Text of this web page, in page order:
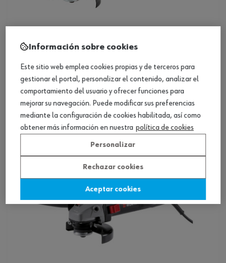
Radial angular EWS 7-125 BASIC
Ver producto
Información sobre cookies
Este sitio web emplea cookies propias y de terceros para
gestionar el portal, personalizar el contenido, analizar el
comportamiento del usuario y ofrecer funciones para
mejorar su navegación. Puede modificar sus preferencias
mediante la configuración de cookies habilitada, así como
obtener más información en nuestra política de cookies
Personalizar
Rechazar cookies
Aceptar cookies